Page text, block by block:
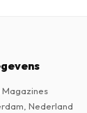
Magazines
Nederland